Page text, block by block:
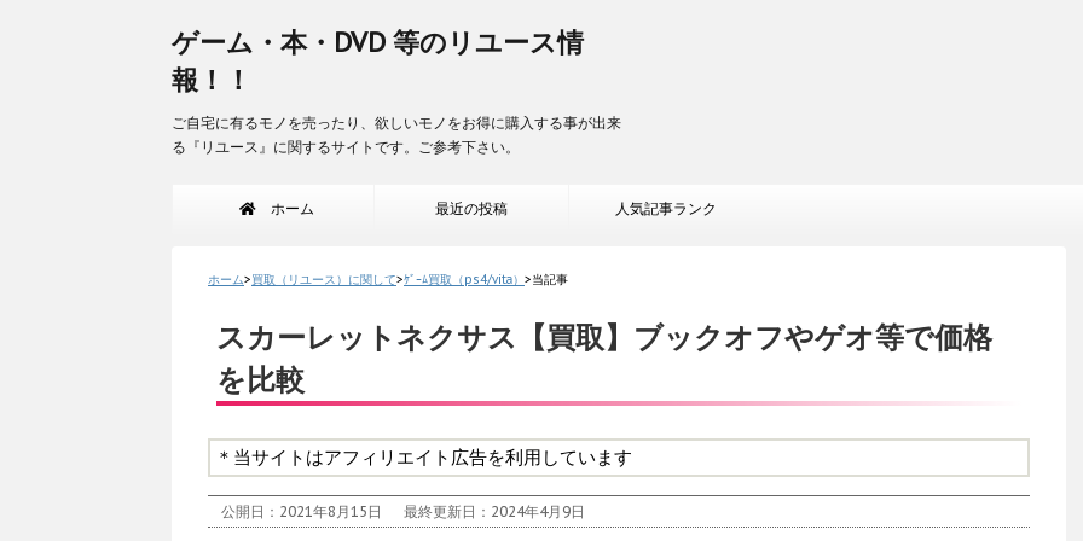
ゲーム・本・DVD 等のリユース情
報！！
ご自宅に有るモノを売ったり、欲しいモノをお得に購入する事が出来
る『リユース』に関するサイトです。ご参考下さい。
ホーム 最近の投稿 人気記事ランク
ホーム>買取（リユース）に関して>ｹﾞｰﾑ買取（ps4/vita） >当記事
スカーレットネクサス【買取】ブックオフやゲオ等で価格
を比較
＊当サイトはアフィリエイト広告を利用しています
公開日：2021年8月15日 最終更新日：2024年4月9日